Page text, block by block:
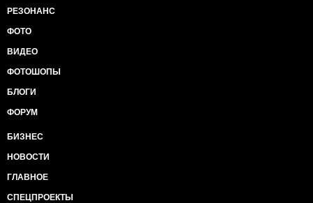
РЕЗОНАНС
ФОТО
ВИДЕО
ФОТОШОПЫ
БЛОГИ
ФОРУМ
БИЗНЕС
НОВОСТИ
ГЛАВНОЕ
СПЕЦПРОЕКТЫ